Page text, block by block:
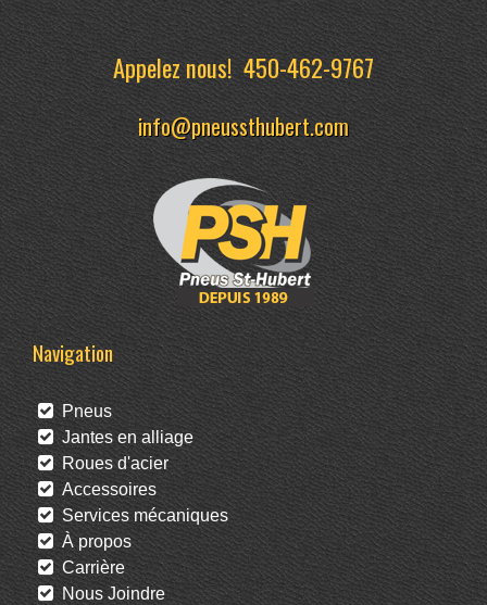
Appelez nous!450-462-9767
info@pneussthubert.com
Navigation
Pneus
Jantes en alliage
Roues d'acier
Accessoires
Services mécaniques
À propos
Carrière
Nous Joindre